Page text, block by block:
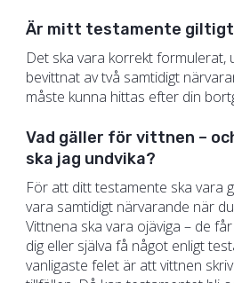
Är mitt testamente
Det ska vara korrekt formulerat,
bevittnat av två samtidigt
måste kunna hittas efter din
Vad gäller för vittnen –
ska jag undvika?
För att ditt testamente ska vara
vara samtidigt närvarande när
Vittnena ska vara ojäviga – de
dig eller själva få något enligt
vanligaste felet är att vittnen